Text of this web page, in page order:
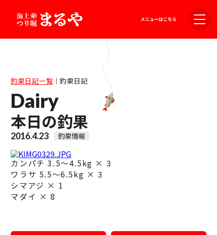
釣果日記一覧｜釣果日記
Dairy
本日の釣果
2016.4.23 釣果情報
カンパチ 3.5～4.5kg × 3
ワラサ 5.5～6.5kg × 3
シマアジ × 1
マダイ × 8